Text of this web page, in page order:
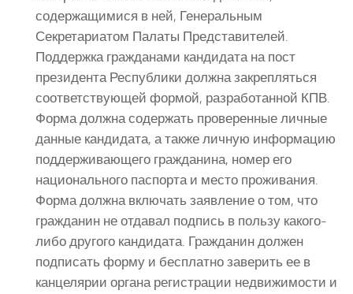
содержащимися в ней, Генеральным
Секретариатом Палаты Представителей.
Поддержка гражданами кандидата на пост
президента Республики должна закрепляться
соответствующей формой, разработанной КПВ.
Форма должна содержать проверенные личные
данные кандидата, а также личную информацию
поддерживающего гражданина, номер его
национального паспорта и место проживания.
Форма должна включать заявление о том, что
гражданин не отдавал подпись в пользу какого-
либо другого кандидата. Гражданин должен
подписать форму и бесплатно заверить ее в
канцелярии органа регистрации недвижимости и